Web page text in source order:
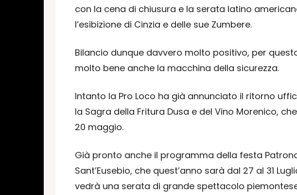
con la cena di chiusura e la serata latino
l’esibizione di Cinzia e delle sue Zumbere.
Bilancio dunque davvero molto positivo, per
molto bene anche la macchina della sicurezza.
Intanto la Pro Loco ha già annunciato il ritorno
la Sagra della Fritura Dusa e del Vino Morenico,
20 maggio.
Già pronto anche il programma della festa
Sant’Eusebio, che quest’anno sarà dal 27 al 31
vedrà una serata di grande spettacolo